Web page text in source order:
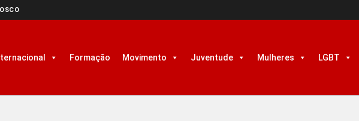
Formação Movimento Juventude Mulheres LGBT